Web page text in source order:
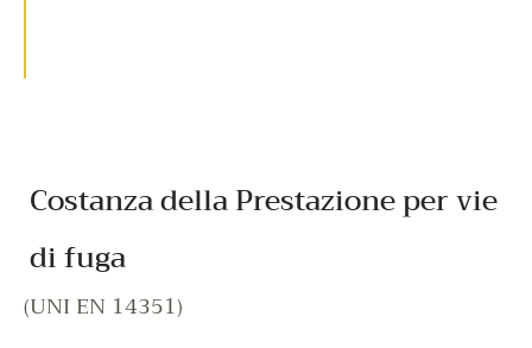
Costanza della Prestazione per vie
di fuga
(UNI EN 14351)